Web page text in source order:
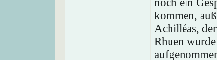
kommen,
Achilléas,
Rhuen